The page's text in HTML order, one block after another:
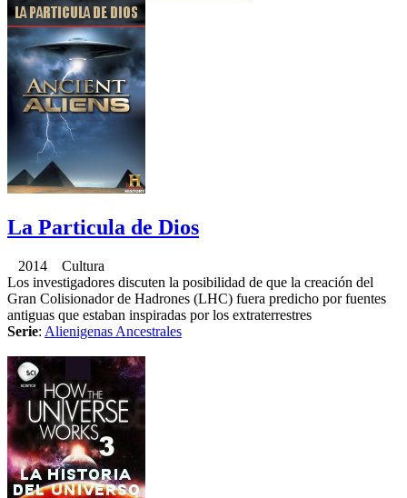
La Particula de Dios
2014 Cultura
Los investigadores discuten la posibilidad de que la creación del
Gran Colisionador de Hadrones (LHC) fuera predicho por fuentes
antiguas que estaban inspiradas por los extraterrestres
Serie: Alienigenas Ancestrales